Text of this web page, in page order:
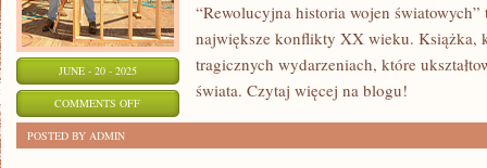
JUNE - 20 - 2025
COMMENTS OFFON
“Rewolucyjna historia wojen
największe konflikty XX wieku. Książka,
tragicznych wydarzeniach, które
świata. Czytaj więcej na blogu!
POSTED BY ADMIN